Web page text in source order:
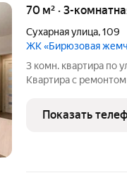
70 м² · 3-
Сухарная улица,109
ЖК «Бирюзовая
3 комн. квартира по
Квартира с
свои гардеробные.
и лес.
Показать